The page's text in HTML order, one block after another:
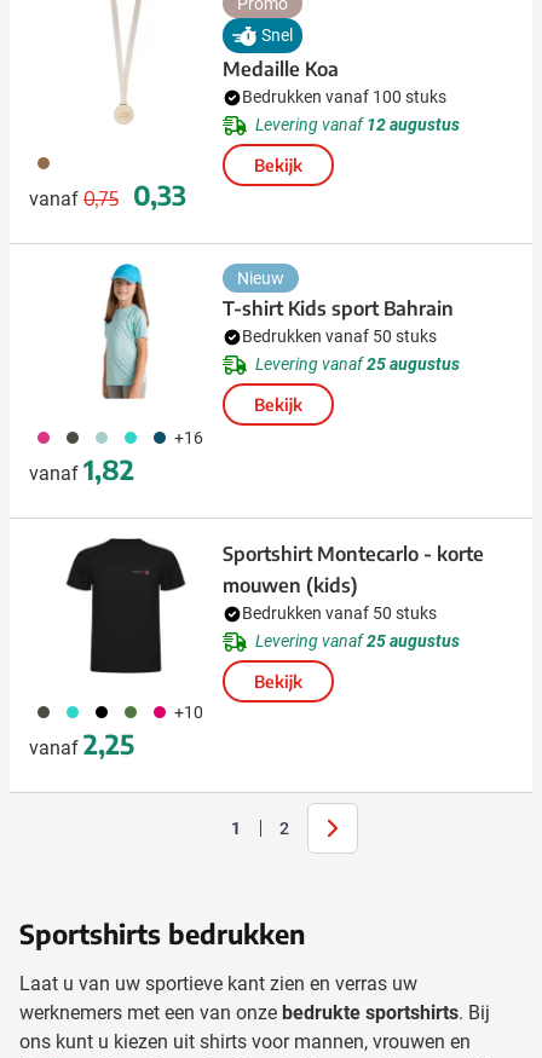
011
vanaf
Normale prijs
0,75
Speciale prijs
0,33
Snel
Medaille Koa
Bedrukken vanaf 100 stuks
Levering vanaf12 augustus
Bekijk
490 491 020 033 341 +16
vanaf 1,82
Nieuw
T-shirt Kids sport Bahrain
Bedrukken vanaf 50 stuks
Levering vanaf25 augustus
Bekijk
491 033 001 232 771 +10
vanaf 2,25
Sportshirt Montecarlo - korte
mouwen (kids)
Bedrukken vanaf 50 stuks
Levering vanaf25 augustus
Bekijk
U lees momenteel pagina
1 Pagina
2 Volgende
Sportshirts bedrukken
Laat u van uw sportieve kant zien en verras uw
werknemers met een van onze bedrukte sportshirts. Bij
ons kunt u kiezen uit shirts voor mannen, vrouwen en